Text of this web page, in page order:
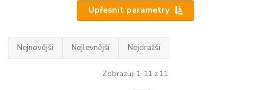
Upřesnit parametry
Nejnovější Nejlevnější Nejdražší
Zobrazuji 1-11 z 11